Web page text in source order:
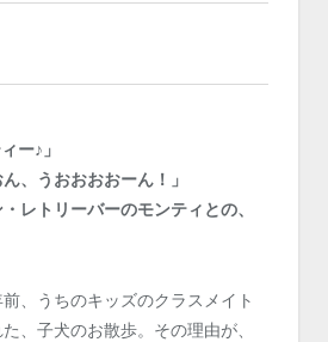
ー♪」
、うおおおおーん！」
レトリーバーのモンティとの、
、うちのキッズのクラスメイト
、子犬のお散歩。その理由が、